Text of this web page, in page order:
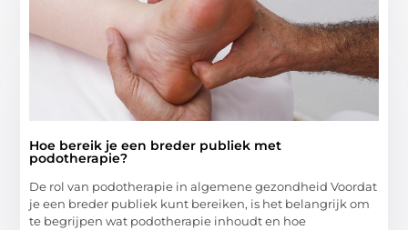
Hoe bereik je een breder publiek met
podotherapie?
De rol van podotherapie in algemene gezondheid Voordat
je een breder publiek kunt bereiken, is het belangrijk om
te begrijpen wat podotherapie inhoudt en hoe